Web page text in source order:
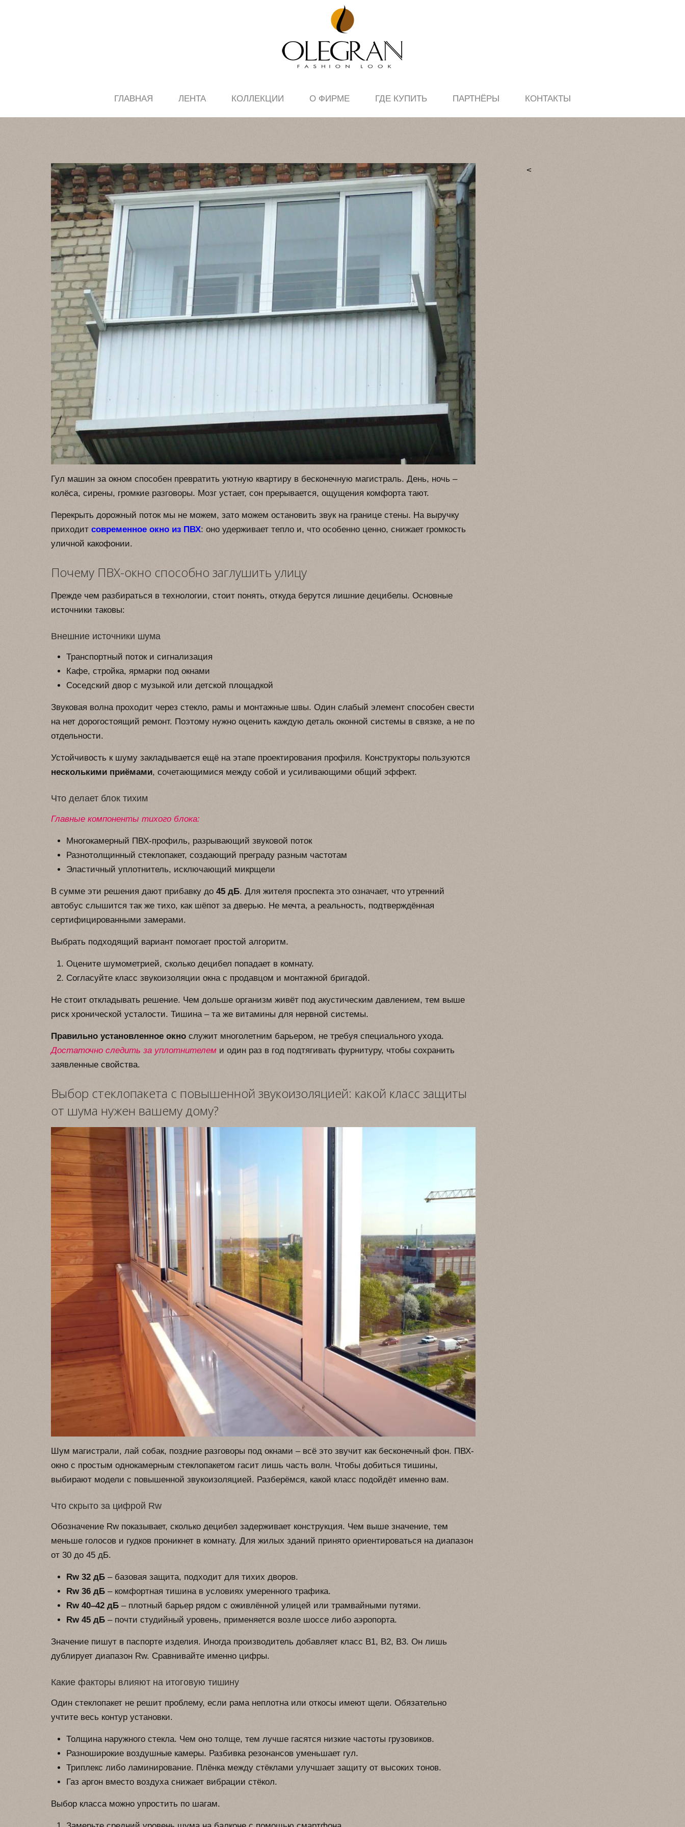
ГЛАВНАЯ ЛЕНТА КОЛЛЕКЦИИ О ФИРМЕ ГДЕ КУПИТЬ ПАРТНЁРЫ КОНТАКТЫ
Гул машин за окном способен превратить уютную квартиру в бесконечную магистраль. День, ночь –
колёса, сирены, громкие разговоры. Мозг устает, сон прерывается, ощущения комфорта тают.
Перекрыть дорожный поток мы не можем, зато можем остановить звук на границе стены. На выручку
приходит современное окно из ПВХ: оно удерживает тепло и, что особенно ценно, снижает громкость
уличной какофонии.
Почему ПВХ-окно способно заглушить улицу
Прежде чем разбираться в технологии, стоит понять, откуда берутся лишние децибелы. Основные
источники таковы:
Внешние источники шума
Транспортный поток и сигнализация
Кафе, стройка, ярмарки под окнами
Соседский двор с музыкой или детской площадкой
Звуковая волна проходит через стекло, рамы и монтажные швы. Один слабый элемент способен свести
на нет дорогостоящий ремонт. Поэтому нужно оценить каждую деталь оконной системы в связке, а не по
отдельности.
Устойчивость к шуму закладывается ещё на этапе проектирования профиля. Конструкторы пользуются
несколькими приёмами, сочетающимися между собой и усиливающими общий эффект.
Что делает блок тихим
Главные компоненты тихого блока:
Многокамерный ПВХ-профиль, разрывающий звуковой поток
Разнотолщинный стеклопакет, создающий преграду разным частотам
Эластичный уплотнитель, исключающий микрщели
В сумме эти решения дают прибавку до 45 дБ. Для жителя проспекта это означает, что утренний
автобус слышится так же тихо, как шёпот за дверью. Не мечта, а реальность, подтверждённая
сертифицированными замерами.
Выбрать подходящий вариант помогает простой алгоритм.
Оцените шумометрией, сколько децибел попадает в комнату.
Согласуйте класс звукоизоляции окна с продавцом и монтажной бригадой.
Не стоит откладывать решение. Чем дольше организм живёт под акустическим давлением, тем выше
риск хронической усталости. Тишина – та же витамины для нервной системы.
Правильно установленное окно служит многолетним барьером, не требуя специального ухода.
Достаточно следить за уплотнителем и один раз в год подтягивать фурнитуру, чтобы сохранить
заявленные свойства.
Выбор стеклопакета с повышенной звукоизоляцией: какой класс защиты
от шума нужен вашему дому?
Шум магистрали, лай собак, поздние разговоры под окнами – всё это звучит как бесконечный фон. ПВХ-
окно с простым однокамерным стеклопакетом гасит лишь часть волн. Чтобы добиться тишины,
выбирают модели с повышенной звукоизоляцией. Разберёмся, какой класс подойдёт именно вам.
Что скрыто за цифрой Rw
Обозначение Rw показывает, сколько децибел задерживает конструкция. Чем выше значение, тем
меньше голосов и гудков проникнет в комнату. Для жилых зданий принято ориентироваться на диапазон
от 30 до 45 дБ.
Rw 32 дБ – базовая защита, подходит для тихих дворов.
Rw 36 дБ – комфортная тишина в условиях умеренного трафика.
Rw 40–42 дБ – плотный барьер рядом с оживлённой улицей или трамвайными путями.
Rw 45 дБ – почти студийный уровень, применяется возле шоссе либо аэропорта.
Значение пишут в паспорте изделия. Иногда производитель добавляет класс B1, B2, B3. Он лишь
дублирует диапазон Rw. Сравнивайте именно цифры.
Какие факторы влияют на итоговую тишину
Один стеклопакет не решит проблему, если рама неплотна или откосы имеют щели. Обязательно
учтите весь контур установки.
Толщина наружного стекла. Чем оно толще, тем лучше гасятся низкие частоты грузовиков.
Разноширокие воздушные камеры. Разбивка резонансов уменьшает гул.
Триплекс либо ламинирование. Плёнка между стёклами улучшает защиту от высоких тонов.
Газ аргон вместо воздуха снижает вибрации стёкол.
Выбор класса можно упростить по шагам.
<